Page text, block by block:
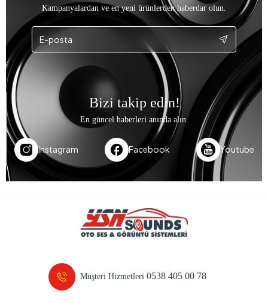
Kampanyalardan ve en yeni ürünlerden haberdar olun.
Bizi takip edin!
En güncel haberleri anında alın.
Instagram Facebook Youtube
Müşteri Hizmetleri0538 405 00 78